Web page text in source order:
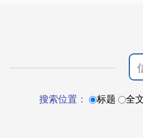
搜索位置： 标题 全